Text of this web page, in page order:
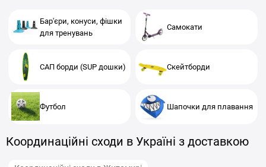
Бар'єри, конуси, фішки
для тренувань
Самокати
САП борди (SUP дошки) Скейтборди
Футбол Шапочки для плавання
Координаційні сходи в Україні з доставкою